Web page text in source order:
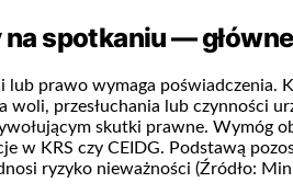
spotkaniu —
lub prawo wymaga
przesłuchania lub czynności
skutki prawne. Wymóg
w KRS czy CEIDG. Podstawą
ryzyko nieważności (Źródło: